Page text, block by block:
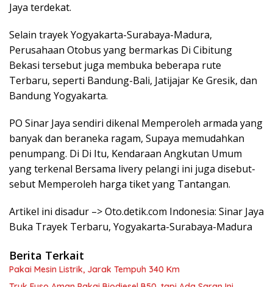
Jaya terdekat.
Selain trayek Yogyakarta-Surabaya-Madura,
Perusahaan Otobus yang bermarkas Di Cibitung
Bekasi tersebut juga membuka beberapa rute
Terbaru, seperti Bandung-Bali, Jatijajar Ke Gresik, dan
Bandung Yogyakarta.
PO Sinar Jaya sendiri dikenal Memperoleh armada yang
banyak dan beraneka ragam, Supaya memudahkan
penumpang. Di Di Itu, Kendaraan Angkutan Umum
yang terkenal Bersama livery pelangi ini juga disebut-
sebut Memperoleh harga tiket yang Tantangan.
Artikel ini disadur –> Oto.detik.com Indonesia: Sinar Jaya
Buka Trayek Terbaru, Yogyakarta-Surabaya-Madura
Berita Terkait
Pakai Mesin Listrik, Jarak Tempuh 340 Km